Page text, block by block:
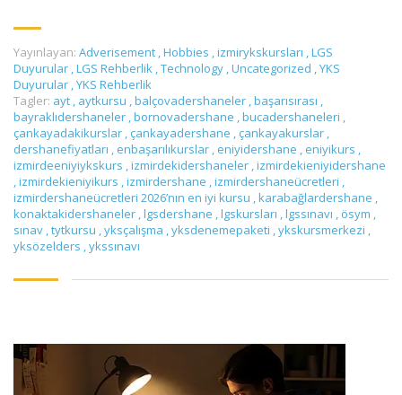
Yayınlayan: Adverisement ,Hobbies ,izmirykskursları ,LGS
Duyurular ,LGS Rehberlik ,Technology ,Uncategorized ,YKS
Duyurular ,YKS Rehberlik
Tagler: ayt , aytkursu ,balçovadershaneler ,başarısırası ,
bayraklıdershaneler ,bornovadershane ,bucadershaneleri ,
çankayadakikurslar , çankayadershane , çankayakurslar ,
dershanefiyatları , enbaşarılıkurslar , eniyidershane , eniyikurs ,
izmirdeeniyiykskurs ,izmirdekidershaneler ,izmirdekieniyidershane
,izmirdekieniyikurs ,izmirdershane ,izmirdershaneücretleri ,
izmirdershaneücretleri 2026’nın en iyi kursu ,karabağlardershane ,
konaktakidershaneler ,lgsdershane ,lgskursları ,lgssınavı , ösym ,
sınav ,tytkursu ,yksçalışma ,yksdenemepaketi ,ykskursmerkezi ,
yksözelders ,ykssınavı